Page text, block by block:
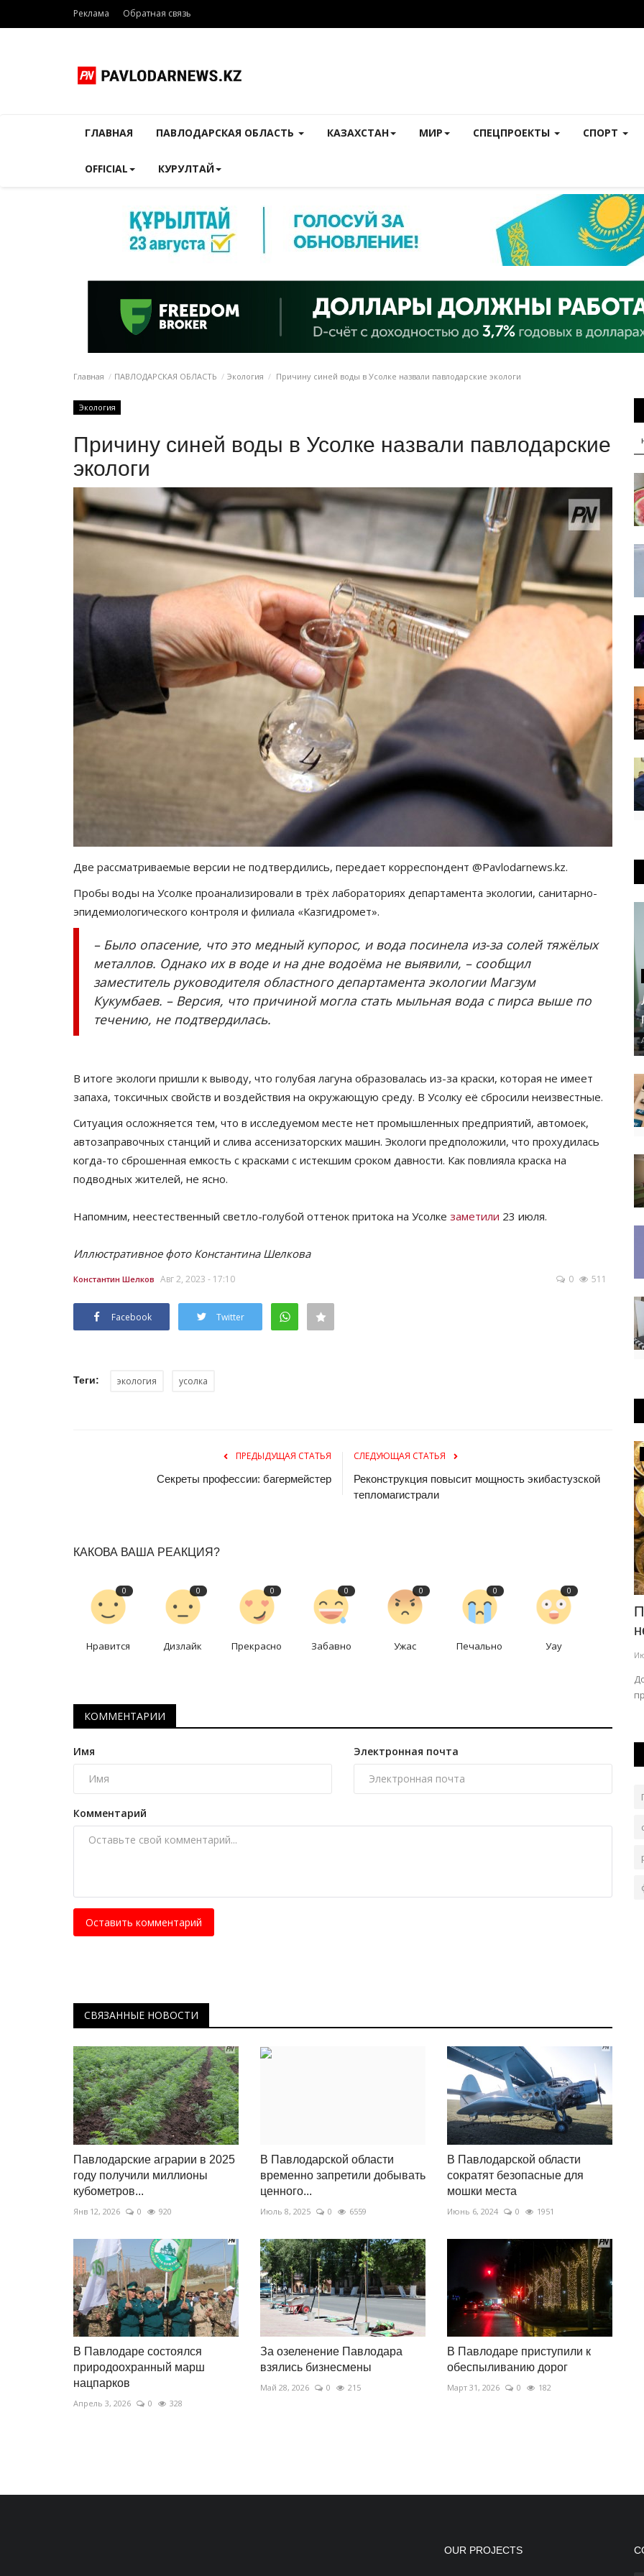
Реклама Обратная связь
ГЛАВНАЯ ПАВЛОДАРСКАЯ ОБЛАСТЬ КАЗАХСТАН МИР СПЕЦПРОЕКТЫ СПОРТ
OFFICIAL КУРУЛТАЙ
Главная ПАВЛОДАРСКАЯ ОБЛАСТЬ Экология Причину синей воды в Усолке назвали павлодарские экологи
Экология
Причину синей воды в Усолке назвали павлодарские
экологи
Две рассматриваемые версии не подтвердились, передает корреспондент @Pavlodarnews.kz.
Пробы воды на Усолке проанализировали в трёх лабораториях департамента экологии, санитарно-
эпидемиологического контроля и филиала «Казгидромет».
– Было опасение, что это медный купорос, и вода посинела из-за солей тяжёлых
металлов. Однако их в воде и на дне водоёма не выявили, – сообщил
заместитель руководителя областного департамента экологии Магзум
Кукумбаев. – Версия, что причиной могла стать мыльная вода с пирса выше по
течению, не подтвердилась.
В итоге экологи пришли к выводу, что голубая лагуна образовалась из-за краски, которая не имеет
запаха, токсичных свойств и воздействия на окружающую среду. В Усолку её сбросили неизвестные.
Ситуация осложняется тем, что в исследуемом месте нет промышленных предприятий, автомоек,
автозаправочных станций и слива ассенизаторских машин. Экологи предположили, что прохудилась
когда-то сброшенная емкость с красками с истекшим сроком давности. Как повлияла краска на
подводных жителей, не ясно.
Напомним, неестественный светло-голубой оттенок притока на Усолке заметили 23 июля.
Иллюстративное фото Константина Шелкова
Константин Шелков Авг 2, 2023 - 17:10 0 511
Facebook Twitter
Теги: экология усолка
ПРЕДЫДУЩАЯ СТАТЬЯ
Секреты профессии: багермейстер
СЛЕДУЮЩАЯ СТАТЬЯ
Реконструкция повысит мощность экибастузской
тепломагистрали
КАКОВА ВАША РЕАКЦИЯ?
0
Нравится
0
Дизлайк
0
Прекрасно
0
Забавно
0
Ужас
0
Печально
0
Уау
КОММЕНТАРИИ
Имя Электронная почта
Комментарий
Оставить комментарий
СВЯЗАННЫЕ НОВОСТИ
Павлодарские аграрии в 2025
году получили миллионы
кубометров...
Янв 12, 2026 0 920
В Павлодарской области
временно запретили добывать
ценного...
Июль 8, 2025 0 6559
В Павлодарской области
сократят безопасные для
мошки места
Июнь 6, 2024 0 1951
В Павлодаре состоялся
природоохранный марш
нацпарков
Апрель 3, 2026 0 328
За озеленение Павлодара
взялись бизнесмены
Май 28, 2026 0 215
В Павлодаре приступили к
обеспыливанию дорог
Март 31, 2026 0 182
Что делать павлодарским
полицейским
железного коня в положенном месте.
Чек-лист
Что нужно знать, чтобы посадить
OUR PROJECTS